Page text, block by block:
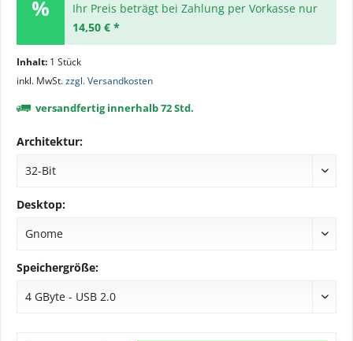
Ihr Preis beträgt bei Zahlung per Vorkasse nur
14,50 € *
Inhalt: 1 Stück
inkl. MwSt.zzgl. Versandkosten
versandfertig innerhalb 72 Std.
Architektur:
Desktop:
Speichergröße: